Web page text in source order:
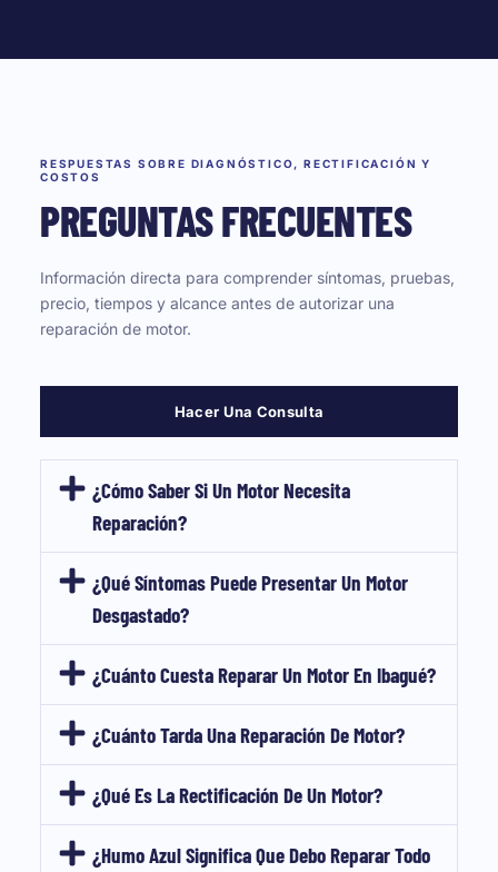
RESPUESTAS SOBRE DIAGNÓSTICO, RECTIFICACIÓN Y
COSTOS
PREGUNTAS FRECUENTES
Información directa para comprender síntomas, pruebas,
precio, tiempos y alcance antes de autorizar una
reparación de motor.
Hacer Una Consulta
¿Cómo Saber Si Un Motor Necesita
Reparación?
¿Qué Síntomas Puede Presentar Un Motor
Desgastado?
¿Cuánto Cuesta Reparar Un Motor En Ibagué?
¿Cuánto Tarda Una Reparación De Motor?
¿Qué Es La Rectificación De Un Motor?
¿Humo Azul Significa Que Debo Reparar Todo